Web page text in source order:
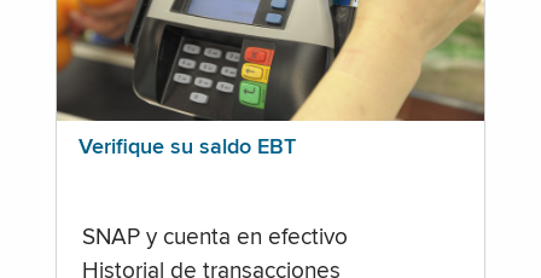
Verifique su saldo EBT
SNAP y cuenta en efectivo
Historial de transacciones